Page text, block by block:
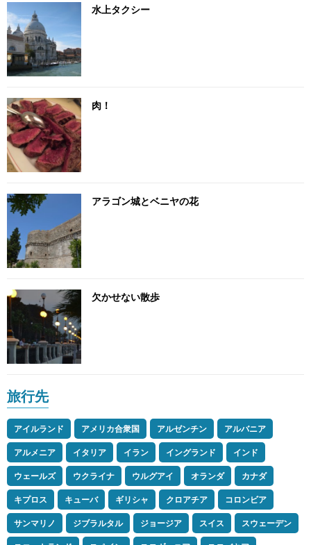
水上タクシー
肉！
アラゴン城とベニヤの花
欠かせない散歩
旅行先
アイルランド アメリカ合衆国 アルゼンチン
アルバニア
アルメニア
イタリア イラン イングランド
インド
ウェールズ
ウクライナ ウルグアイ オランダ
カナダ
キプロス
キューバ ギリシャ クロアチア
コロンビア
サンマリノ
ジブラルタル ジョージア スイス
スウェーデン